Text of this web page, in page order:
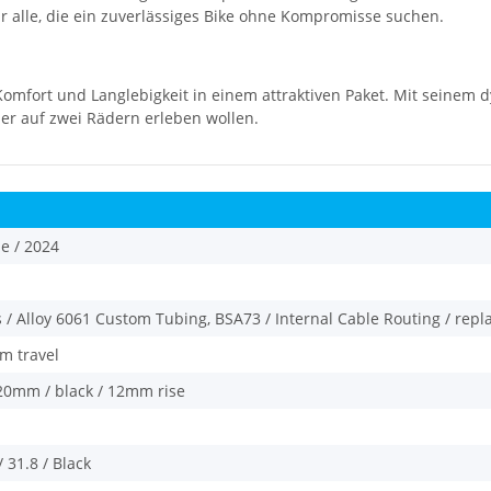
die ein zuverlässiges Bike ohne Kompromisse suchen.
und Langlebigkeit in einem attraktiven Paket. Mit seinem
auf zwei Rädern erleben wollen.
/ 2024
/ Alloy 6061 Custom Tubing, BSA73 / Internal Cable Routing /
travel
/ black / 12mm rise
31.8 / Black